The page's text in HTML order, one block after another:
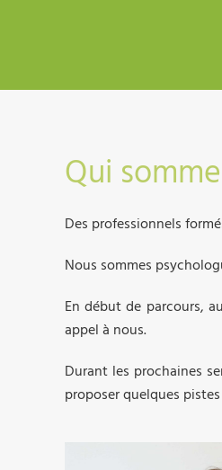
Qui
Des professionnels
Nous sommes
En début de parcours,
appel à nous.
Durant les prochaines
proposer quelques